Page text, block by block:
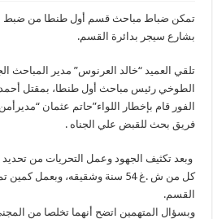
تمكن ضباط مباحث قسم أول طنطا من ضبط
بشارع سيجر بدائرة القسم.
تلقي العميد “خالد العرنوس” مدير المباحث
الفور قام بإخطار اللواء”حاتم عثمان
فريق بحث للقبض علي الجناه .
وبعد تكثيف الجهود وعمل التحريات من تحديد
كل من ش .غ 54 سنة وشقيقه، وبعمل
القسم.
وبسؤال المتهمين اتضح أنهما تخلصا من